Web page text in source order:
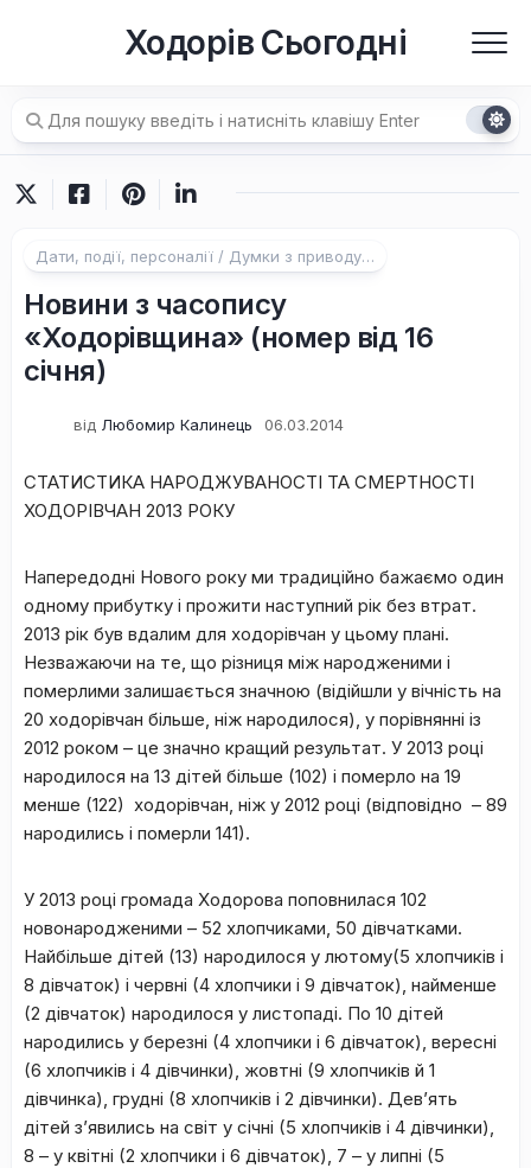
Ходорів Сьогодні
Дати, події, персоналії / Думки з приводу…
Новини з часопису
«Ходорівщина» (номер від 16
січня)
від Любомир Калинець 06.03.2014
CТАТИСТИКА НАРОДЖУВАНОСТІ ТА СМЕРТНОСТІ
ХОДОРІВЧАН 2013 РОКУ
Напередодні Нового року ми традиційно бажаємо один
одному прибутку і прожити наступний рік без втрат.
2013 рік був вдалим для ходорівчан у цьому плані.
Незважаючи на те, що різниця між народженими і
померлими залишається значною (відійшли у вічність на
20 ходорівчан більше, ніж народилося), у порівнянні із
2012 роком – це значно кращий результат. У 2013 році
народилося на 13 дітей більше (102) і померло на 19
менше (122) ходорівчан, ніж у 2012 році (відповідно – 89
народились і померли 141).
У 2013 році громада Ходорова поповнилася 102
новонародженими – 52 хлопчиками, 50 дівчатками.
Найбільше дітей (13) народилося у лютому(5 хлопчиків і
8 дівчаток) і червні (4 хлопчики і 9 дівчаток), найменше
(2 дівчаток) народилося у листопаді. По 10 дітей
народились у березні (4 хлопчики і 6 дівчаток), вересні
(6 хлопчиків і 4 дівчинки), жовтні (9 хлопчиків й 1
дівчинка), грудні (8 хлопчиків і 2 дівчинки). Дев’ять
дітей з’явились на світ у січні (5 хлопчиків і 4 дівчинки),
8 – у квітні (2 хлопчики і 6 дівчаток), 7 – у липні (5